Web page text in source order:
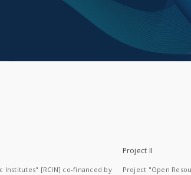
Institutes" [RCIN] co-financed by
Project II
Project "Open